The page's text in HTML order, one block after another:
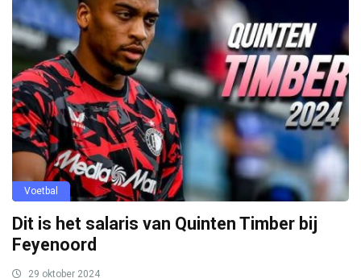
Voetbal
Dit is het salaris van Quinten Timber bij
Feyenoord
29 oktober 2024